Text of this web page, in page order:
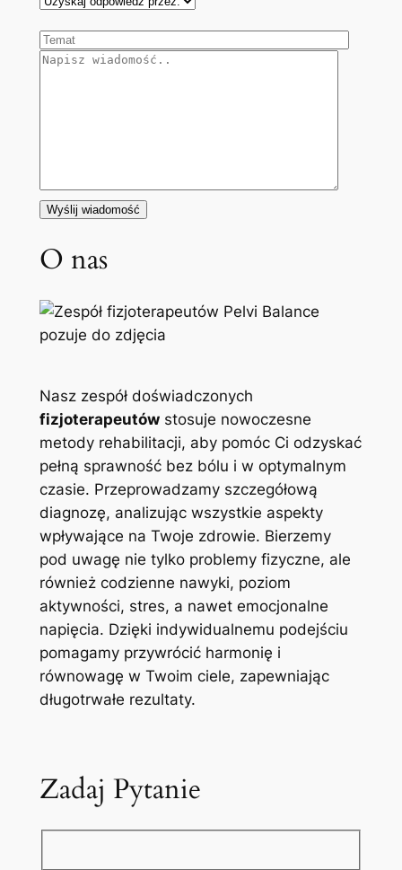
O nas
Nasz zespół doświadczonych
fizjoterapeutówstosuje nowoczesne
metody rehabilitacji, aby pomóc Ci odzyskać
pełną sprawność bez bólu i w optymalnym
czasie. Przeprowadzamy szczegółową
diagnozę, analizując wszystkie aspekty
wpływające na Twoje zdrowie. Bierzemy
pod uwagę nie tylko problemy fizyczne, ale
również codzienne nawyki, poziom
aktywności, stres, a nawet emocjonalne
napięcia. Dzięki indywidualnemu podejściu
pomagamy przywrócić harmonię i
równowagę w Twoim ciele, zapewniając
długotrwałe rezultaty.
Zadaj Pytanie